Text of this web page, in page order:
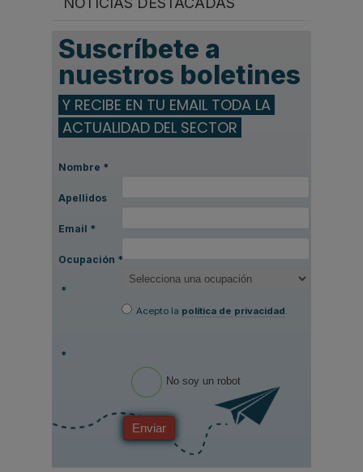
Suscríbete a
nuestros boletines
Y RECIBE EN TU EMAIL TODA LA
ACTUALIDAD DEL SECTOR
Nombre *
Apellidos
Email *
Ocupación *
*
Acepto la política de privacidad
*
No soy un robot
Enviar